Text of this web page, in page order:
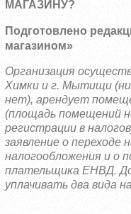
МАГАЗИНУ?
Подготовлено
магазином»
Организация
Химки и г. Мытищи
нет), арендует
(площадь помещений
регистрации в
заявление о переходе
налогообложения и о
плательщика ЕНВД.
уплачивать два вида